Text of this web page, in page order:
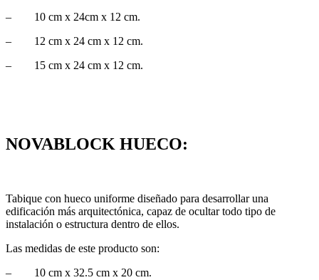
– 10 cm x 24cm x 12 cm.
– 12 cm x 24 cm x 12 cm.
– 15 cm x 24 cm x 12 cm.
NOVABLOCK HUECO:
Tabique con hueco uniforme diseñado para desarrollar una
edificación más arquitectónica, capaz de ocultar todo tipo de
instalación o estructura dentro de ellos.
Las medidas de este producto son:
– 10 cm x 32.5 cm x 20 cm.